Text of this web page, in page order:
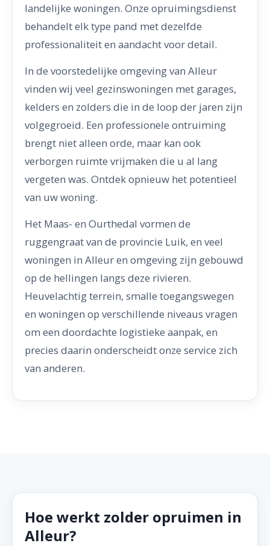
landelijke woningen. Onze opruimingsdienst
behandelt elk type pand met dezelfde
professionaliteit en aandacht voor detail.
In de voorstedelijke omgeving van Alleur
vinden wij veel gezinswoningen met garages,
kelders en zolders die in de loop der jaren zijn
volgegroeid. Een professionele ontruiming
brengt niet alleen orde, maar kan ook
verborgen ruimte vrijmaken die u al lang
vergeten was. Ontdek opnieuw het potentieel
van uw woning.
Het Maas- en Ourthedal vormen de
ruggengraat van de provincie Luik, en veel
woningen in Alleur en omgeving zijn gebouwd
op de hellingen langs deze rivieren.
Heuvelachtig terrein, smalle toegangswegen
en woningen op verschillende niveaus vragen
om een doordachte logistieke aanpak, en
precies daarin onderscheidt onze service zich
van anderen.
Hoe werkt zolder opruimen in
Alleur?